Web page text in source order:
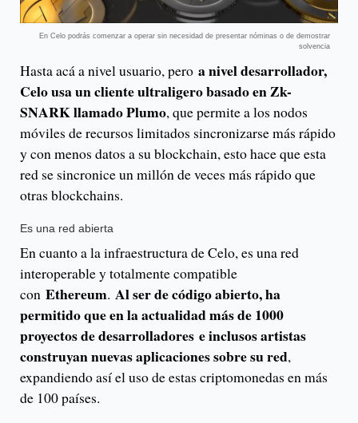
En Celo podrás comenzar a operar sin necesidad de presentar nóminas o de demostrar
solvencia
Hasta acá a nivel usuario, pero a nivel desarrollador,
Celo usa un cliente ultraligero basado en Zk-
SNARK llamado Plumo, que permite a los nodos
móviles de recursos limitados sincronizarse más rápido
y con menos datos a su blockchain, esto hace que esta
red se sincronice un millón de veces más rápido que
otras blockchains.
Es una red abierta
En cuanto a la infraestructura de Celo, es una red
interoperable y totalmente compatible
con Ethereum. Al ser de código abierto, ha
permitido que en la actualidad más de 1000
proyectos de desarrolladores e inclusos artistas
construyan nuevas aplicaciones sobre su red,
expandiendo así el uso de estas criptomonedas en más
de 100 países.